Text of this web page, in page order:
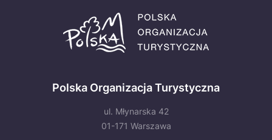
Polska Organizacja Turystyczna
ul. Młynarska 42
01-171 Warszawa